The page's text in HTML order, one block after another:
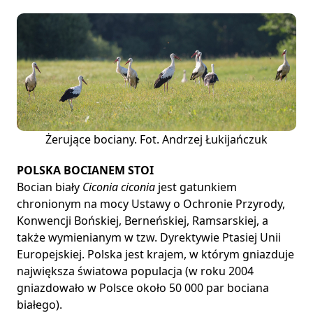
Żerujące bociany. Fot. Andrzej Łukijańczuk
POLSKA BOCIANEM STOI
Bocian biały Ciconia ciconia jest gatunkiem
chronionym na mocy Ustawy o Ochronie Przyrody,
Konwencji Bońskiej, Berneńskiej, Ramsarskiej, a
także wymienianym w tzw. Dyrektywie Ptasiej Unii
Europejskiej. Polska jest krajem, w którym gniazduje
największa światowa populacja (w roku 2004
gniazdowało w Polsce około 50 000 par bociana
białego).